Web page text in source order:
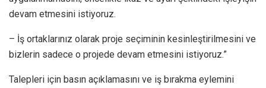
devam etmesini istiyoruz.
– İş ortaklarınız olarak proje seçiminin kesinleştirilmesini ve
bizlerin sadece o projede devam etmesini istiyoruz.”
Talepleri için basın açıklamasını ve iş bırakma eylemini